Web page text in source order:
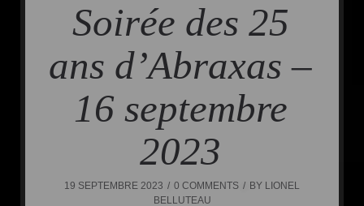
Soirée des 25
ans d’Abraxas –
16 septembre
2023
19 SEPTEMBRE 2023 0 COMMENTS BY LIONEL
BELLUTEAU